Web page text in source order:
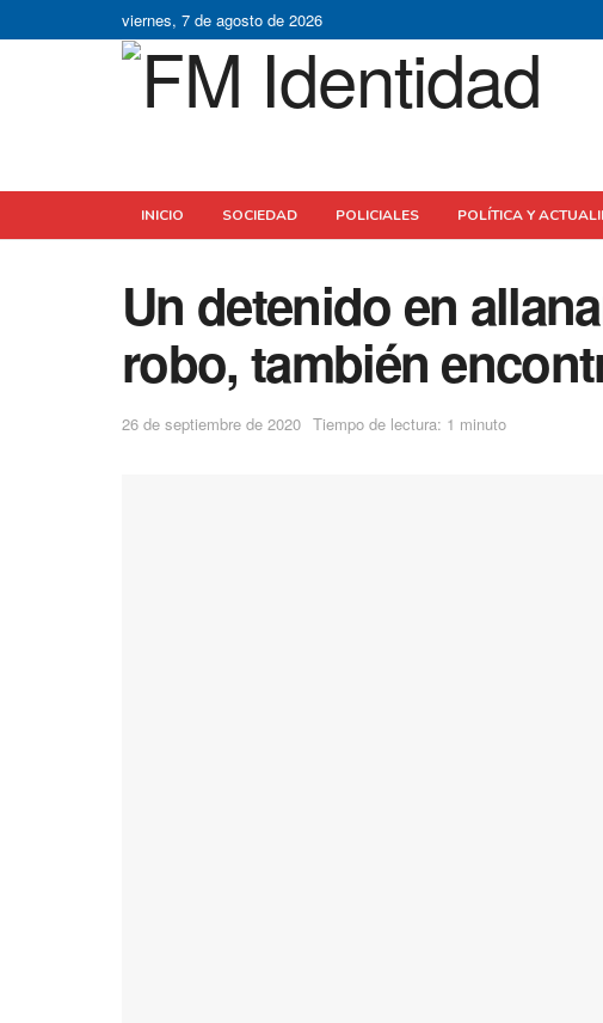
viernes, 7 de agosto de 2026
INICIO SOCIEDAD POLICIALES POLÍTICA Y
Un detenido en
robo, también
26 de septiembre de 2020 Tiempo de lectura: 1 minuto